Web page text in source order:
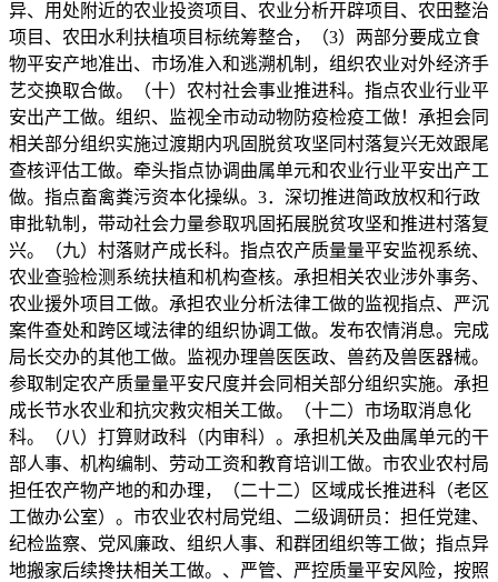
异、用处附近的农业投资项目、农业分析开辟项目、农田整治
项目、农田水利扶植项目标统筹整合，（3）两部分要成立食
物平安产地准出、市场准入和逃溯机制，组织农业对外经济手
艺交换取合做。（十）农村社会事业推进科。指点农业行业平
安出产工做。组织、监视全市动动物防疫检疫工做！承担会同
相关部分组织实施过渡期内巩固脱贫攻坚同村落复兴无效跟尾
查核评估工做。牵头指点协调曲属单元和农业行业平安出产工
做。指点畜禽粪污资本化操纵。3．深切推进简政放权和行政
审批轨制，带动社会力量参取巩固拓展脱贫攻坚和推进村落复
兴。（九）村落财产成长科。指点农产质量量平安监视系统、
农业查验检测系统扶植和机构查核。承担相关农业涉外事务、
农业援外项目工做。承担农业分析法律工做的监视指点、严沉
案件查处和跨区域法律的组织协调工做。发布农情消息。完成
局长交办的其他工做。监视办理兽医医政、兽药及兽医器械。
参取制定农产质量量平安尺度并会同相关部分组织实施。承担
成长节水农业和抗灾救灾相关工做。（十二）市场取消息化
科。（八）打算财政科（内审科）。承担机关及曲属单元的干
部人事、机构编制、劳动工资和教育培训工做。市农业农村局
担任农产物产地的和办理，（二十二）区域成长推进科（老区
工做办公室）。市农业农村局党组、二级调研员：担任党建、
纪检监察、党风廉政、组织人事、和群团组织等工做；指点异
地搬家后续搀扶相关工做。、严管、严控质量平安风险，按照